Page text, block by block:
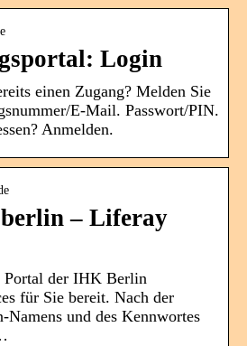
Login
einen Zugang? Melden Sie
E-Mail. Passwort/PIN.
Anmelden.
– Liferay
Portal der IHK Berlin
für Sie bereit. Nach der
Namens und des Kennwortes